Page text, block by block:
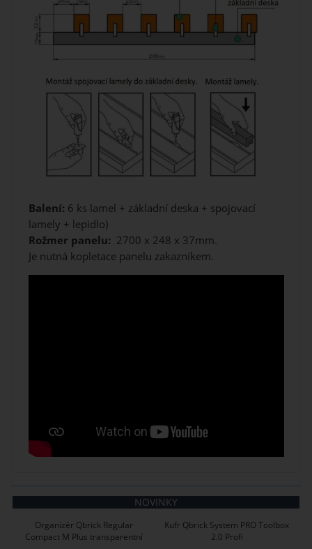
Balení: 6 ks lamel + základní deska + spojovací
lamely + lepidlo)
Rožmer panelu: 2700 x 248 x 37mm.
Je nutná kopletace panelu zakazníkem.
NOVINKY
Organizér Qbrick Regular
Compact M Plus transparentní
Kufr Qbrick System PRO Toolbox
2.0 Profi